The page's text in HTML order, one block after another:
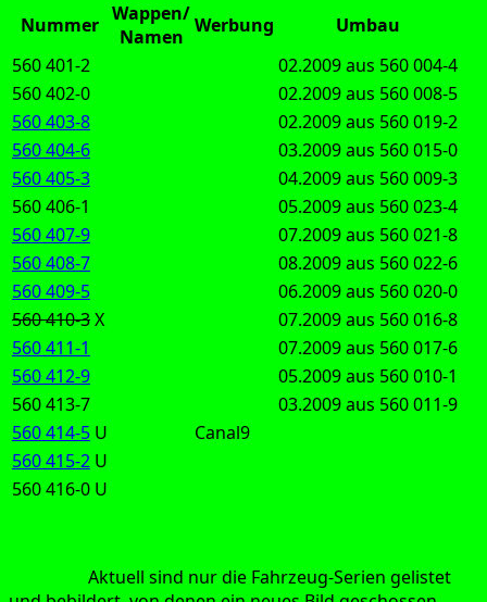
Nummer Wappen/
Namen Werbung
Umbau
560 401-2
02.2009 aus 560 004-4
560 402-0
02.2009 aus 560 008-5
560 403-8
02.2009 aus 560 019-2
560 404-6
03.2009 aus 560 015-0
560 405-3
04.2009 aus 560 009-3
560 406-1
05.2009 aus 560 023-4
560 407-9
07.2009 aus 560 021-8
560 408-7
08.2009 aus 560 022-6
560 409-5
06.2009 aus 560 020-0
560 410-3X
07.2009 aus 560 016-8
560 411-1
07.2009 aus 560 017-6
560 412-9
05.2009 aus 560 010-1
560 413-7
03.2009 aus 560 011-9
560 414-5 U
Canal9
560 415-2 U
560 416-0 U
Aktu­ell sind nur die Fahr­zeug-Seri­en gelis­tet